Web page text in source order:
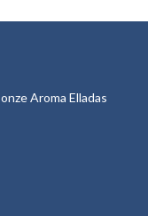
Aroma Elladas